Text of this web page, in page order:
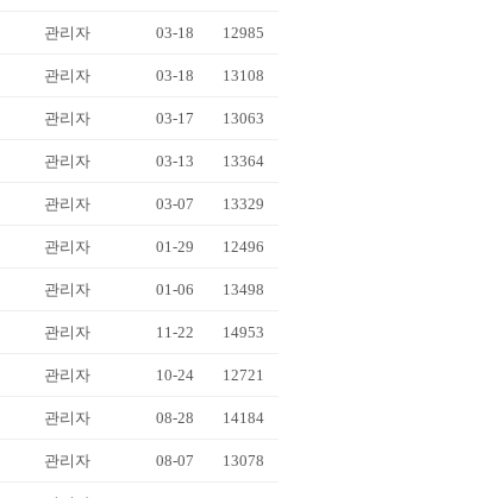
관리자 03-18 12985
관리자 03-18 13108
관리자 03-17 13063
관리자 03-13 13364
관리자 03-07 13329
관리자 01-29 12496
관리자 01-06 13498
관리자 11-22 14953
관리자 10-24 12721
관리자 08-28 14184
관리자 08-07 13078